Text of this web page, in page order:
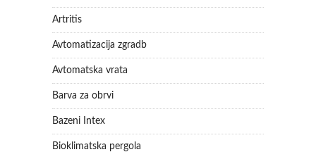
Artritis
Avtomatizacija zgradb
Avtomatska vrata
Barva za obrvi
Bazeni Intex
Bioklimatska pergola